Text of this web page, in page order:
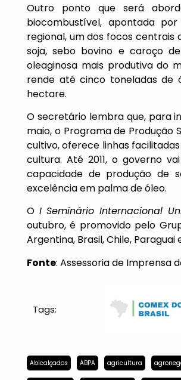
Outro ponto que será
biocombustível, apontada
regional, um dos focos
soja, sebo bovino e caroço
oleaginosa mais produtiva do
rende até cinco toneladas de
hectare.
O secretário lembra que, para
maio, o Programa de Produção
cultivo, oferece linhas
cultura. Até 2011, o governo
capacidade de produção de
excelência em palma de óleo.
O I Seminário Internacional
outubro, é promovido pelo
Argentina, Brasil, Chile, Paraguai
Fonte: Assessoria de Imprensa
Tags:
Abicalçados ABPA agricultura